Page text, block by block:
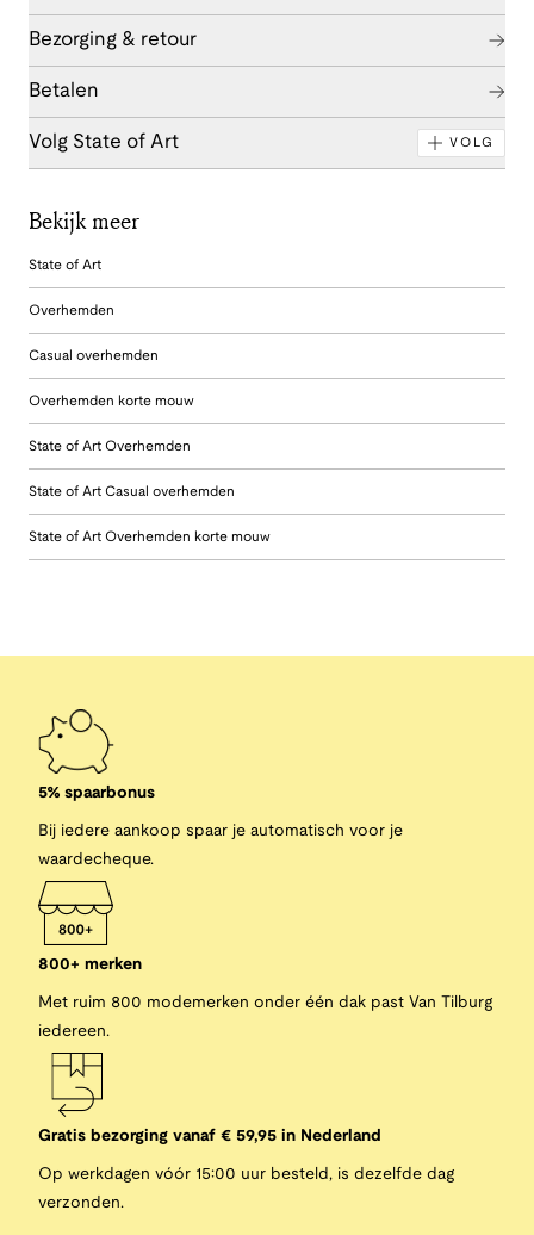
Bezorging & retour
Betalen
Volg State of Art VOLG
Bekijk meer
State of Art
Overhemden
Casual overhemden
Overhemden korte mouw
State of Art Overhemden
State of Art Casual overhemden
State of Art Overhemden korte mouw
5% spaarbonus
Bij iedere aankoop spaar je automatisch voor je
waardecheque.
800+ merken
Met ruim 800 modemerken onder één dak past Van Tilburg
iedereen.
Gratis bezorging vanaf € 59,95 in Nederland
Op werkdagen vóór 15:00 uur besteld, is dezelfde dag
verzonden.